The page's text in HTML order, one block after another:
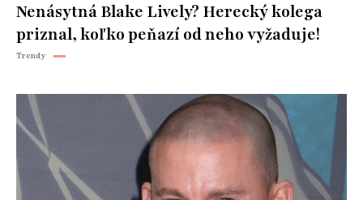
Nenásytná Blake Lively? Herecký kolega
priznal, koľko peňazí od neho vyžaduje!
Trendy